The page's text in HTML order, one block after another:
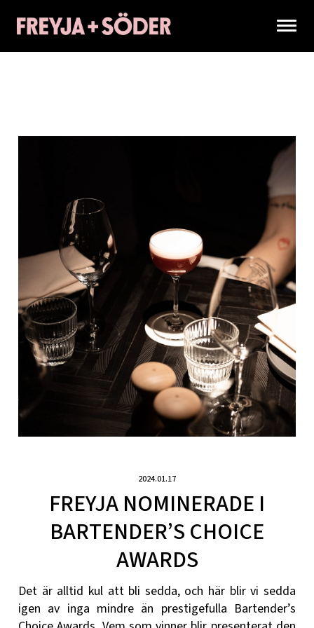
2024.01.17
FREYJA NOMINERADE I
BARTENDER’S CHOICE
AWARDS
Det är alltid kul att bli sedda, och här blir vi sedda
igen av inga mindre än prestigefulla Bartender’s